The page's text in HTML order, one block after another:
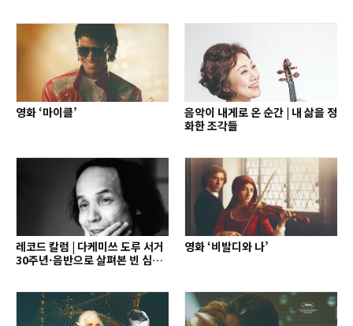
영화 ‘마이클’
음악이 내게로 온 순간 | 내 삶을 정
화한 조각들
레코드 칼럼 | 다케미쓰 도루 서거
30주년·음반으로 살펴본 빈 심포
영화 ‘비발디와 나’